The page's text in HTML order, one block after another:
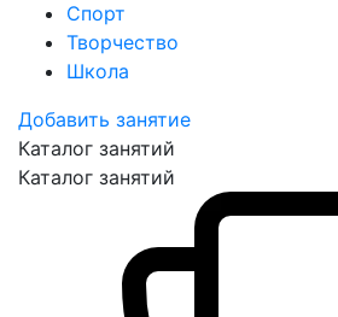
Спорт
Творчество
Школа
Добавить занятие
Каталог занятий
Каталог занятий